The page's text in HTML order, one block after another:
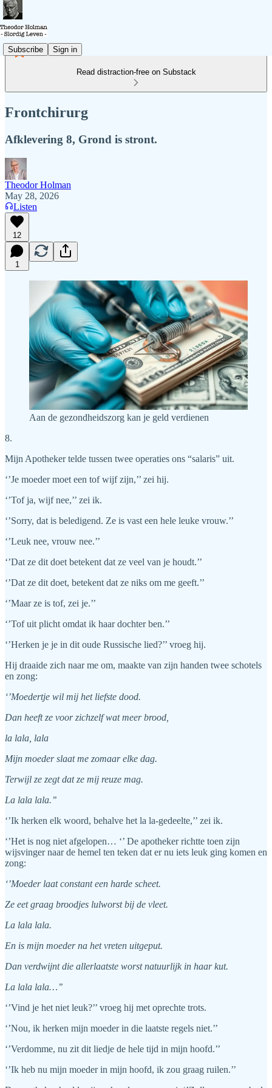
Subscribe Sign in
Read distraction-free on Substack
Frontchirurg
Afklevering 8, Grond is stront.
Theodor Holman
May 28, 2026
Listen
12
1
Aan de gezondheidszorg kan je geld verdienen
8.
Mijn Apotheker telde tussen twee operaties ons “salaris” uit.
‘’Je moeder moet een tof wijf zijn,’’ zei hij.
‘’Tof ja, wijf nee,’’ zei ik.
‘’Sorry, dat is beledigend. Ze is vast een hele leuke vrouw.’’
‘’Leuk nee, vrouw nee.’’
‘’Dat ze dit doet betekent dat ze veel van je houdt.’’
‘’Dat ze dit doet, betekent dat ze niks om me geeft.’’
‘’Maar ze is tof, zei je.’’
‘’Tof uit plicht omdat ik haar dochter ben.’’
‘’Herken je je in dit oude Russische lied?’’ vroeg hij.
Hij draaide zich naar me om, maakte van zijn handen twee schotels
en zong:
‘’Moedertje wil mij het liefste dood.
Dan heeft ze voor zichzelf wat meer brood,
la lala, lala
Mijn moeder slaat me zomaar elke dag.
Terwijl ze zegt dat ze mij reuze mag.
La lala lala.’’
‘’Ik herken elk woord, behalve het la la-gedeelte,’’ zei ik.
‘’Het is nog niet afgelopen… ‘’ De apotheker richtte toen zijn
wijsvinger naar de hemel ten teken dat er nu iets leuk ging komen en
zong:
‘’Moeder laat constant een harde scheet.
Ze eet graag broodjes lulworst bij de vleet.
La lala lala.
En is mijn moeder na het vreten uitgeput.
Dan verdwijnt die allerlaatste worst natuurlijk in haar kut.
La lala lala…’’
‘’Vind je het niet leuk?’’ vroeg hij met oprechte trots.
‘’Nou, ik herken mijn moeder in die laatste regels niet.’’
‘’Verdomme, nu zit dit liedje de hele tijd in mijn hoofd.’’
‘’Ik heb nu mijn moeder in mijn hoofd, ik zou graag ruilen.’’